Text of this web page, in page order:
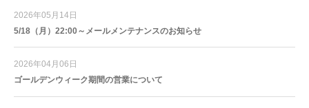
2026年05月14日
5/18（月）22:00～メールメンテナンスのお知らせ
2026年04月06日
ゴールデンウィーク期間の営業について